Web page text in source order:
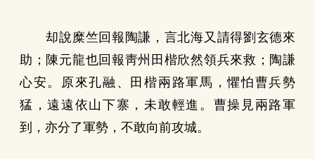
却說糜竺回報陶謙，言北海又請得劉玄德來
助；陳元龍也回報靑州田楷欣然領兵來救；陶謙
心安。原來孔融、田楷兩路軍馬，懼怕曹兵勢
猛，遠遠依山下寨，未敢輕進。曹操見兩路軍
到，亦分了軍勢，不敢向前攻城。